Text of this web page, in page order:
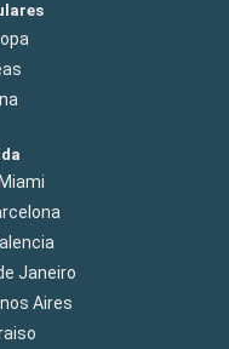
Janeiro
Aires